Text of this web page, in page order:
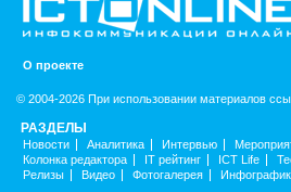
О проекте
© 2004-2026 При использовании материалов
РАЗДЕЛЫ
Новости Аналитика Интервью
Колонка редактора
IT рейтинг ICT Life
Релизы
Видео Фотогалерея